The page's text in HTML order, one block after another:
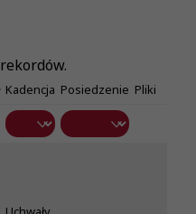
rekordów.
Kadencja Posiedzenie Pliki